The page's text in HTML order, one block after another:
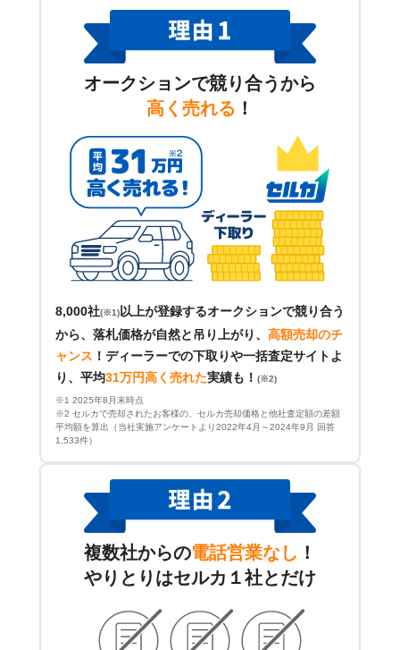
オークションで競り合うから
高く売れる ！
8,000社(※1) 以上が登録するオークションで競り合う
から、落札価格が自然と吊り上がり、 高額売却のチ
ャンス ！ ディーラーでの下取りや一括査定サイトよ
り、平均31万円高く売れた実績も！ (※2)
※1 2025年8月末時点
※2 セルカで売却されたお客様の、セルカ売却価格と他社査定額の差額
平均額を算出（当社実施アンケートより2022年4月～2024年9月 回答
1,533件）
複数社からの電話営業なし ！
やりとりはセルカ１社とだけ